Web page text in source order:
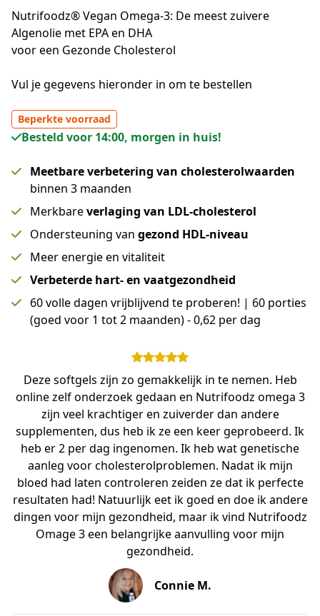
Nutrifoodz® Vegan Omega-3: De meest zuivere
Algenolie met EPA en DHA
voor een Gezonde Cholesterol
Vul je gegevens hieronder in om te bestellen
Beperkte voorraad
Besteld voor 14:00, morgen in huis!
Meetbare verbetering van cholesterolwaarden
binnen 3 maanden
Merkbareverlaging van LDL-cholesterol
Ondersteuning van gezond HDL-niveau
Meer energie en vitaliteit
Verbeterde hart- en vaatgezondheid
60 volle dagen vrijblijvend te proberen! | 60 porties
(goed voor 1 tot 2 maanden) - 0,62 per dag
Deze softgels zijn zo gemakkelijk in te nemen. Heb
online zelf onderzoek gedaan en Nutrifoodz omega 3
zijn veel krachtiger en zuiverder dan andere
supplementen, dus heb ik ze een keer geprobeerd. Ik
heb er 2 per dag ingenomen. Ik heb wat genetische
aanleg voor cholesterolproblemen. Nadat ik mijn
bloed had laten controleren zeiden ze dat ik perfecte
resultaten had! Natuurlijk eet ik goed en doe ik andere
dingen voor mijn gezondheid, maar ik vind Nutrifoodz
Omage 3 een belangrijke aanvulling voor mijn
gezondheid.
Connie M.